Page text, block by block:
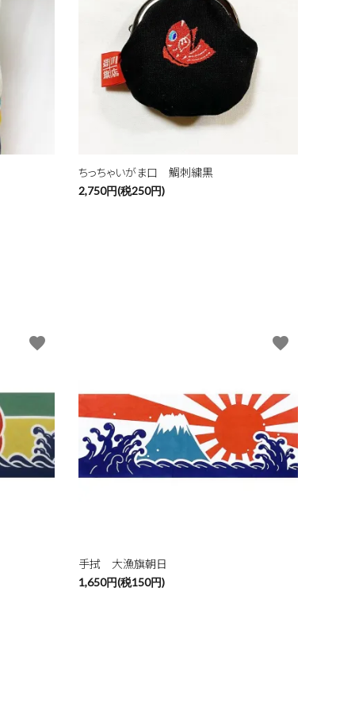
ちっちゃいがま口 鯛刺繍黒
2,750円(税250円)
favorite
手拭 大漁旗朝日
1,650円(税150円)
favorite